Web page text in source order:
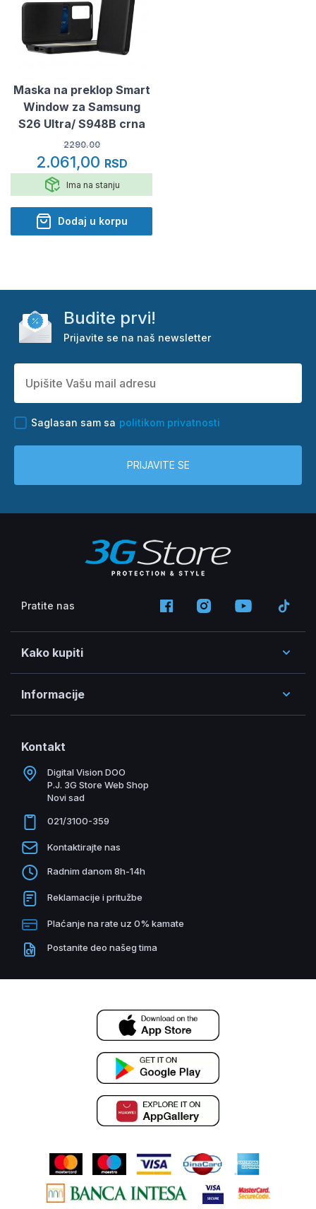
Maska na preklop Smart
Window za Samsung
S26 Ultra/ S948B crna
2290.00
2.061,00 RSD
Ima na stanju
Dodaj u korpu
Budite prvi!
Prijavite se na naš newsletter
Saglasan sam sa politikom privatnosti
PRIJAVITE SE
Pratite nas
Kako kupiti
Informacije
Kontakt
Digital Vision DOO
P.J. 3G Store Web Shop
Novi sad
021/3100-359
Kontaktirajte nas
Radnim danom 8h-14h
Reklamacije i pritužbe
Plaćanje na rate uz 0% kamate
Postanite deo našeg tima